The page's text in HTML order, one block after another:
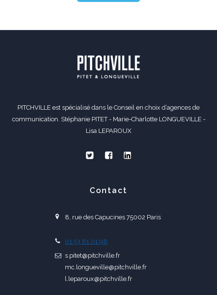
PITCHVILLE est spécialisé dans le Conseil en choix d’agences de
communication. Stéphanie PITET - Marie-Charlotte LONGUEVILLE -
Lisa LEPAROUX
Contact
8, rue des Capucines 75002 Paris
01 53 81 01 98
s.pitet@pitchville.fr
mc.longueville@pitchville.fr
l.leparoux@pitchville.fr